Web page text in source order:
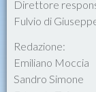
Direttore
Fulvio di
Redazione:
Emiliano Moccia
Sandro Simone